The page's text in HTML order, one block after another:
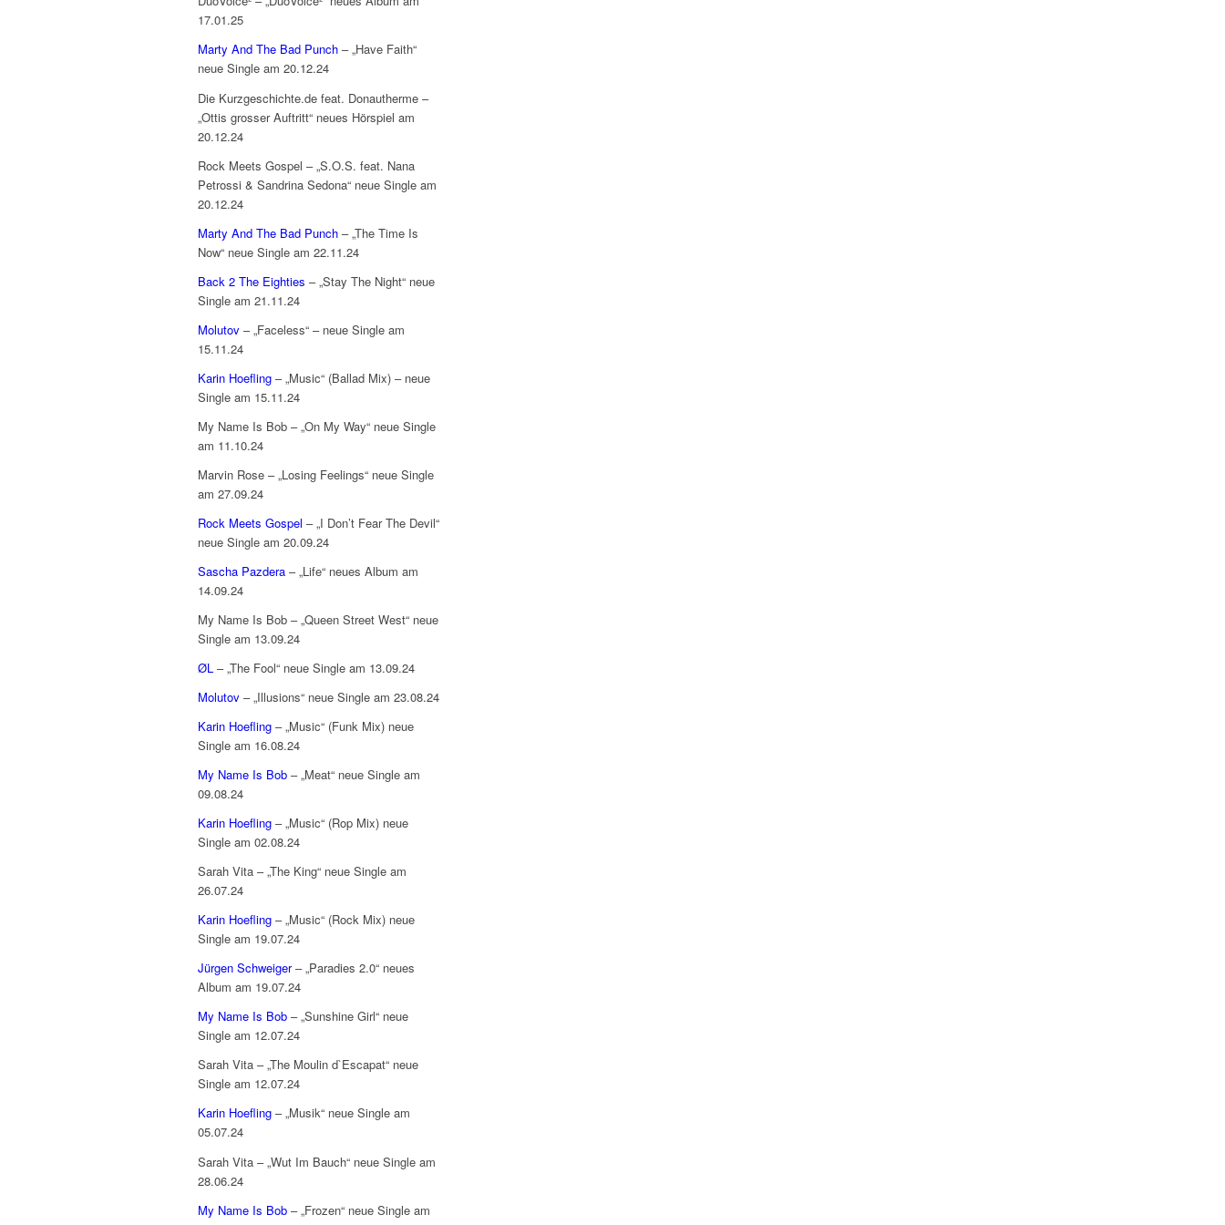
17.01.25
Marty And The Bad Punch – „Have Faith“
neue Single am 20.12.24
Die Kurzgeschichte.de feat. Donautherme –
„Ottis grosser Auftritt“ neues Hörspiel am
20.12.24
Rock Meets Gospel – „S.O.S. feat. Nana
Petrossi & Sandrina Sedona“ neue Single am
20.12.24
Marty And The Bad Punch – „The Time Is
Now“ neue Single am 22.11.24
Back 2 The Eighties – „Stay The Night“ neue
Single am 21.11.24
Molutov – „Faceless“ – neue Single am
15.11.24
Karin Hoefling – „Music“ (Ballad Mix) – neue
Single am 15.11.24
My Name Is Bob – „On My Way“ neue Single
am 11.10.24
Marvin Rose – „Losing Feelings“ neue Single
am 27.09.24
Rock Meets Gospel – „I Don’t Fear The Devil“
neue Single am 20.09.24
Sascha Pazdera – „Life“ neues Album am
14.09.24
My Name Is Bob – „Queen Street West“ neue
Single am 13.09.24
ØL – „The Fool“ neue Single am 13.09.24
Molutov – „Illusions“ neue Single am 23.08.24
Karin Hoefling – „Music“ (Funk Mix) neue
Single am 16.08.24
My Name Is Bob – „Meat“ neue Single am
09.08.24
Karin Hoefling – „Music“ (Rop Mix) neue
Single am 02.08.24
Sarah Vita – „The King“ neue Single am
26.07.24
Karin Hoefling – „Music“ (Rock Mix) neue
Single am 19.07.24
Jürgen Schweiger– „Paradies 2.0“ neues
Album am 19.07.24
My Name Is Bob – „Sunshine Girl“ neue
Single am 12.07.24
Sarah Vita – „The Moulin d`Escapat“ neue
Single am 12.07.24
Karin Hoefling – „Musik“ neue Single am
05.07.24
Sarah Vita – „Wut Im Bauch“ neue Single am
28.06.24
My Name Is Bob – „Frozen“ neue Single am